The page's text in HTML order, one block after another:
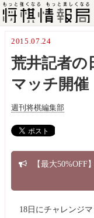
2015.07.24
荒井記者の
マッチ開催
週刊将棋編集部
【最大
18日にチャレンジ